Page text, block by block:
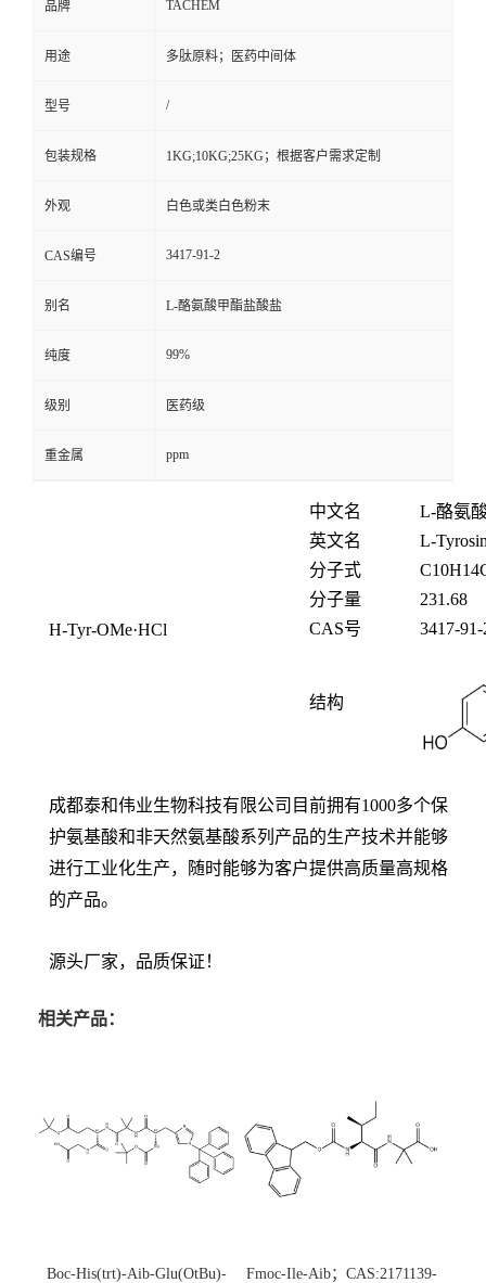
品牌 TACHEM
用途 多肽原料；医药中间体
型号 /
包装规格 1KG;10KG;25KG；根据客户需求定制
外观 白色或类白色粉末
CAS编号 3417-91-2
别名 L-酪氨酸甲酯盐酸盐
纯度 99%
级别 医药级
重金属 ppm
H-Tyr-OMe·HCl
中文名 L-酪氨
英文名
L-
分子式
C10H14
分子量
231.68
CAS号
3417-91-
结构
成都泰和伟业生物科技有限公司目前拥有1000多个保
护氨基酸和非天然氨基酸系列产品的生产技术并能够
进行工业化生产，随时能够为客户提供高质量高规格
的产品。
源头厂家，品质保证！
相关产品：
Boc-His(trt)-Aib-Glu(OtBu)-
Fmoc-Ile-Aib；CAS:2171139-